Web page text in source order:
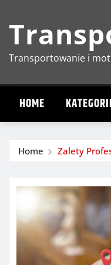
content
Transportowanie i
HOME
Home Zalety